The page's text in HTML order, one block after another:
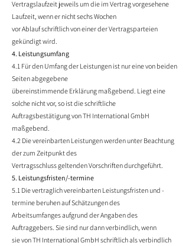
Vertragslaufzeit jeweils um die im Vertrag vorgesehene
Laufzeit, wenn er nicht sechs Wochen
vor Ablauf schriftlich von einer der Vertragsparteien
gekündigt wird.
4. Leistungsumfang
4.1 Für den Umfang der Leistungen ist nur eine von beiden
Seiten abgegebene
übereinstimmende Erklärung maßgebend. Liegt eine
solche nicht vor, so ist die schriftliche
Auftragsbestätigung von TH International GmbH
maßgebend.
4.2 Die vereinbarten Leistungen werden unter Beachtung
der zum Zeitpunkt des
Vertragsschluss geltenden Vorschriften durchgeführt.
5. Leistungsfristen/-termine
5.1 Die vertraglich vereinbarten Leistungsfristen und -
termine beruhen auf Schätzungen des
Arbeitsumfanges aufgrund der Angaben des
Auftraggebers. Sie sind nur dann verbindlich, wenn
sie von TH International GmbH schriftlich als verbindlich